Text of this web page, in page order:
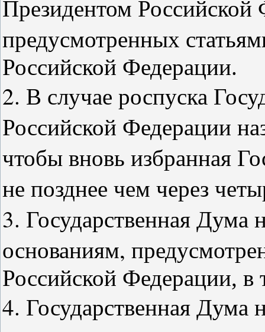
Президентом Российской
предусмотренных
Российской Федерации.
2. В случае роспуска
Российской Федерации
чтобы вновь избранная
не позднее чем через
3. Государственная
основаниям,
Российской Федерации, в
4. Государственная Дума